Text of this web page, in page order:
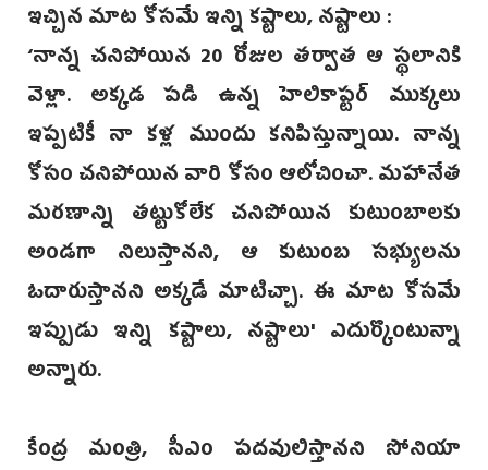
ఇచ్చిన మాట కోసమే ఇన్ని కష్టాలు, నష్టాలు :
‘నాన్న చనిపోయిన 20 రోజుల తర్వాత ఆ స్థలానికి
వెళ్లా. అక్కడ పడి ఉన్న హెలికాప్టర్ ముక్కలు
ఇప్పటికీ నా కళ్ల ముందు కనిపిస్తున్నాయి. నాన్న
కోసం చనిపోయిన వారి కోసం ఆలోచించా. మహానేత
మరణాన్ని తట్టుకోలేక చనిపోయిన కుటుంబాలకు
అండగా నిలుస్తానని, ఆ కుటుంబ సభ్యులను
ఓదారుస్తానని అక్కడే మాటిచ్చా. ఈ మాట కోసమే
ఇప్పుడు ఇన్ని కష్టాలు, నష్టాలు' ఎదుర్కొంటున్నా
అన్నారు.
కేంద్ర మంత్రి, సీఎం పదవులిస్తానని సోనియా